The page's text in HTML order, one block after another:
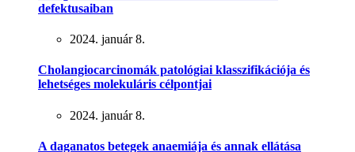
defektusaiban
2024. január 8.
Cholangiocarcinomák patológiai klasszifikációja és
lehetséges molekuláris célpontjai
2024. január 8.
A daganatos betegek anaemiája és annak ellátása